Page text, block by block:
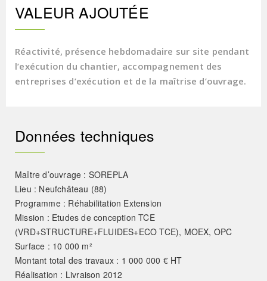
VALEUR AJOUTÉE
Réactivité, présence hebdomadaire sur site pendant
l’exécution du chantier, accompagnement des
entreprises d’exécution et de la maîtrise d’ouvrage.
Données techniques
Maître d’ouvrage : SOREPLA
Lieu : Neufchâteau (88)
Programme : Réhabilitation Extension
Mission : Etudes de conception TCE
(VRD+STRUCTURE+FLUIDES+ECO TCE), MOEX, OPC
Surface : 10 000 m²
Montant total des travaux : 1 000 000 € HT
Réalisation : Livraison 2012